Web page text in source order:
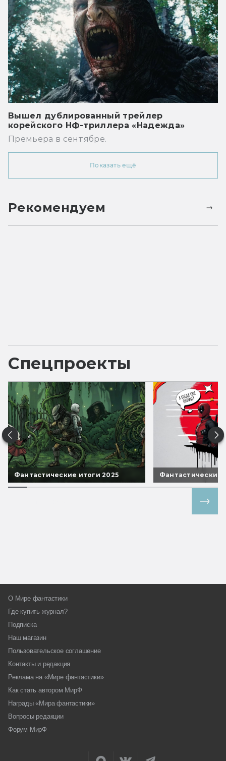
Вышел дублированный трейлер
корейского НФ-триллера «Надежда»
Премьера в сентябре.
Показать ещё
Рекомендуем
Спецпроекты
Фантастические итоги 2025 Фантастические
О Мире фантастики
Где купить журнал?
Подписка
Наш магазин
Пользовательское соглашение
Контакты и редакция
Реклама на «Мире фантастики»
Как стать автором МирФ
Награды «Мира фантастики»
Вопросы редакции
Форум МирФ